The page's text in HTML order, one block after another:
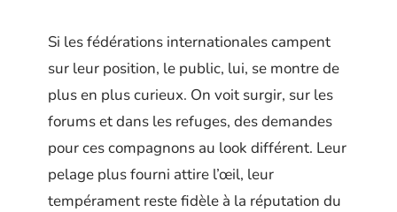
Si les fédérations internationales campent
sur leur position, le public, lui, se montre de
plus en plus curieux. On voit surgir, sur les
forums et dans les refuges, des demandes
pour ces compagnons au look différent. Leur
pelage plus fourni attire l’œil, leur
tempérament reste fidèle à la réputation du